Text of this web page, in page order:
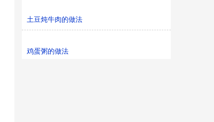
土豆炖牛肉的做法
鸡蛋粥的做法